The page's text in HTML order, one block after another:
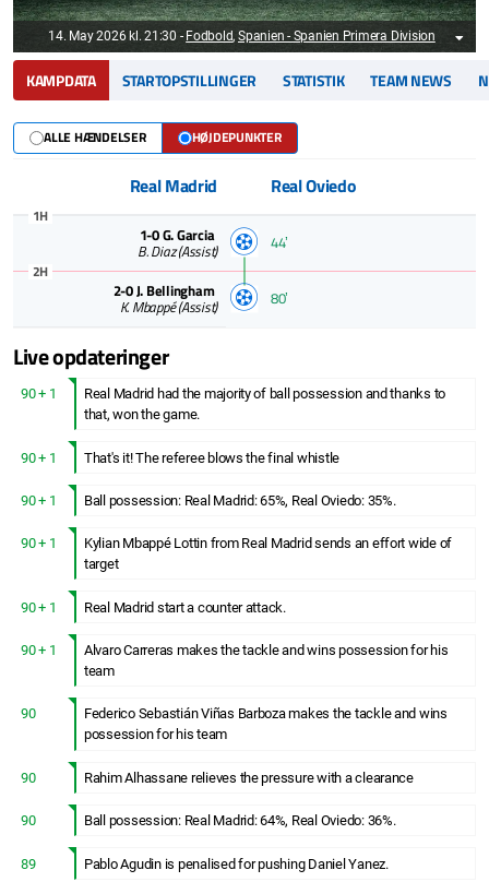
14. May 2026 kl. 21:30 - Fodbold, Spanien - Spanien Primera Division
KAMPDATA STARTOPSTILLINGER STATISTIK TEAM NEWS
ALLE HÆNDELSER HØJDEPUNKTER
Real Madrid Real Oviedo
1-0G. Garcia
B. Diaz(Assist)
1H
44ʼ
2-0J. Bellingham
K. Mbappé(Assist)
2H
80ʼ
Live opdateringer
90 + 1
Real Madrid had the majority of ball possession and thanks to
that, won the game.
90 + 1 That's it! The referee blows the final whistle
90 + 1 Ball possession: Real Madrid: 65%, Real Oviedo: 35%.
90 + 1
Kylian Mbappé Lottin from Real Madrid sends an effort wide of
target
90 + 1 Real Madrid start a counter attack.
90 + 1
Alvaro Carreras makes the tackle and wins possession for his
team
90
Federico Sebastián Viñas Barboza makes the tackle and wins
possession for his team
90 Rahim Alhassane relieves the pressure with a clearance
90 Ball possession: Real Madrid: 64%, Real Oviedo: 36%.
89 Pablo Agudin is penalised for pushing Daniel Yanez.